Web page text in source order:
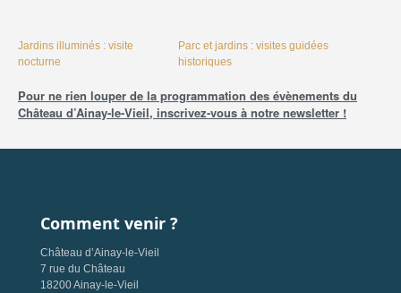
Jardins illuminés : visite
nocturne
Parc et jardins : visites guidées
historiques
Pour ne rien louper de la programmation des évènements du
Château d’Ainay-le-Vieil, inscrivez-vous à notre newsletter !
Comment venir ?
Château d’Ainay-le-Vieil
7 rue du Château
18200 Ainay-le-Vieil